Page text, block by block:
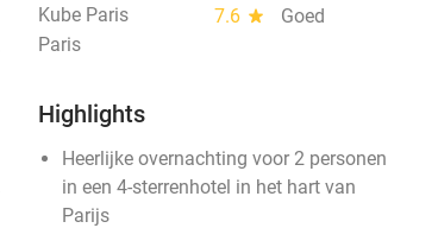
Kube Paris 7.6 star
Goed
Paris
Highlights
Heerlijke overnachting voor 2 personen
in een 4-sterrenhotel in het hart van
Parijs